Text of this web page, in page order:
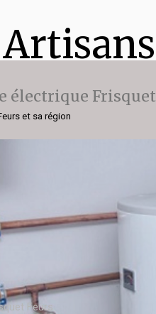
électrique Frisquet
et sa région
Feurs